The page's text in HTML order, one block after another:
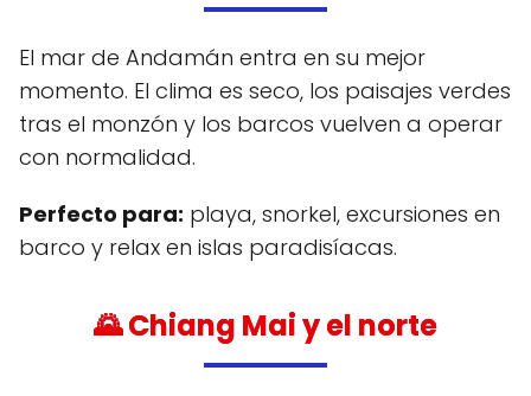
El mar de Andamán entra en su mejor
momento. El clima es seco, los paisajes verdes
tras el monzón y los barcos vuelven a operar
con normalidad.
Perfecto para: playa, snorkel, excursiones en
barco y relax en islas paradisíacas.
🌄 Chiang Mai y el norte